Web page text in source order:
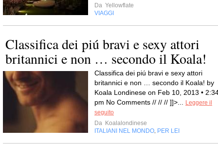
Da Yellowflate
VIAGGI
Classifica dei piú bravi e sexy attori
britannici e non … secondo il Koala!
Classifica dei piú bravi e sexy attori
britannici e non … secondo il Koala! by
Koala Londinese on Feb 10, 2013 •
pm No Comments // // // ]]>...
Leggere il
seguito
Da Koalalondinese
ITALIANI NEL MONDO PER LEI